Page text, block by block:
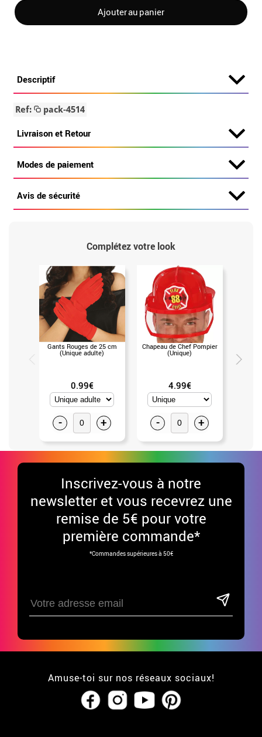
Ajouter au panier
Descriptif
Ref: pack-4514
Livraison et Retour
Modes de paiement
Avis de sécurité
Complétez votre look
Gants Rouges de 25 cm
(Unique adulte)
0.99€
- +
Chapeau de Chef Pompier
(Unique)
4.99€
- +
Inscrivez-vous à notre
newsletter et vous recevrez une
remise de 5€ pour votre
première commande*
*Commandes supérieures à 50€
Amuse-toi sur nos réseaux sociaux!